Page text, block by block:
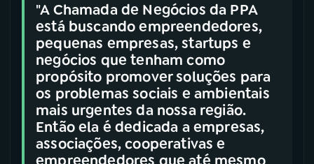
"A Chamada de Negócios da PPA
está buscando empreendedores,
pequenas empresas, startups e
negócios que tenham como
propósito promover soluções para
os problemas sociais e ambientais
mais urgentes da nossa região.
Então ela é dedicada a empresas,
associações, cooperativas e